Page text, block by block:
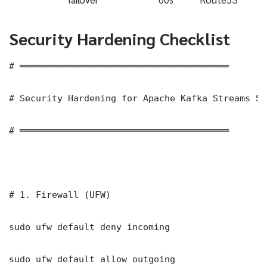
Security Hardening Checklist
# ═══════════════════════════════════════
# Security Hardening for Apache Kafka Streams
# ═══════════════════════════════════════
# 1. Firewall (UFW)
sudo ufw default deny incoming
sudo ufw default allow outgoing